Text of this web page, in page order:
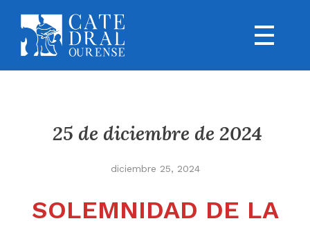
25 de diciembre de 2024
diciembre 25, 2024
SOLEMNIDAD DE LA